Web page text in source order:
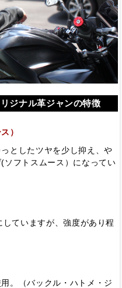
ジナル革ジャンの特徴
）
としたツヤを少し抑え、や
ソフトスムース）になってい
ていますが、強度があり程
。（バックル・ハトメ・ジ